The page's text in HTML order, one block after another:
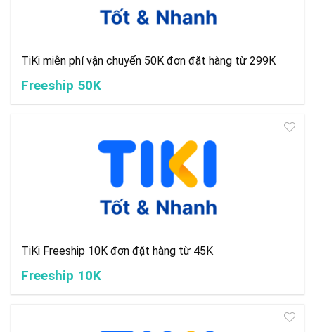
TiKi miễn phí vận chuyển 50K đơn đặt hàng từ 299K
Freeship 50K
TiKi Freeship 10K đơn đặt hàng từ 45K
Freeship 10K